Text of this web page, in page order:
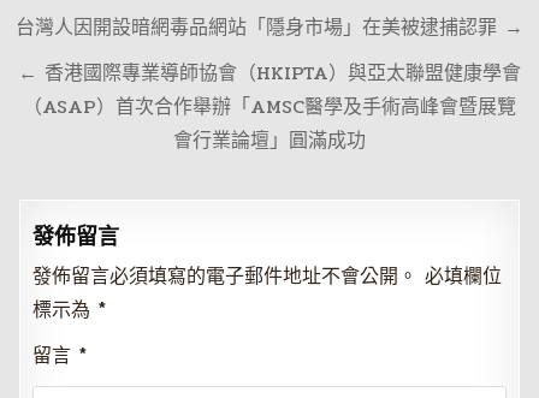
文
章
導
覽
台灣人因開設暗網毒品網站「隱身市場」在美被逮捕認罪 →
← 香港國際專業導師協會（HKIPTA）與亞太聯盟健康學會
（ASAP）首次合作舉辦「AMSC醫學及手術高峰會暨展覽
會行業論壇」圓滿成功
發佈留言
發佈留言必須填寫的電子郵件地址不會公開。 必填欄位
標示為 *
留言 *